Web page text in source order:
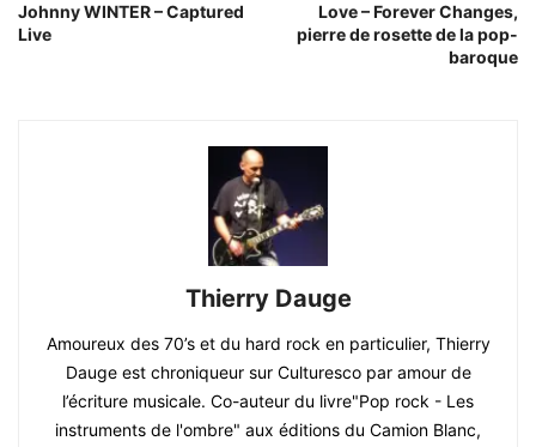
Johnny WINTER – Captured
Live
Love – Forever Changes,
pierre de rosette de la pop-
baroque
Thierry Dauge
Amoureux des 70’s et du hard rock en particulier, Thierry
Dauge est chroniqueur sur Culturesco par amour de
l’écriture musicale. Co-auteur du livre"Pop rock - Les
instruments de l'ombre" aux éditions du Camion Blanc,